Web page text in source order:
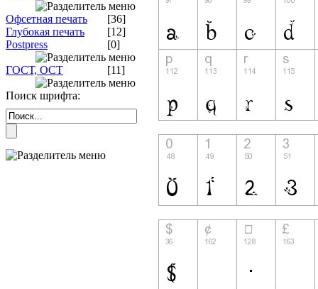
Офсетная печать
[36]
Глубокая печать
[12]
Postpress
[0]
ГОСТ, ОСТ [11]
Поиск шрифта: